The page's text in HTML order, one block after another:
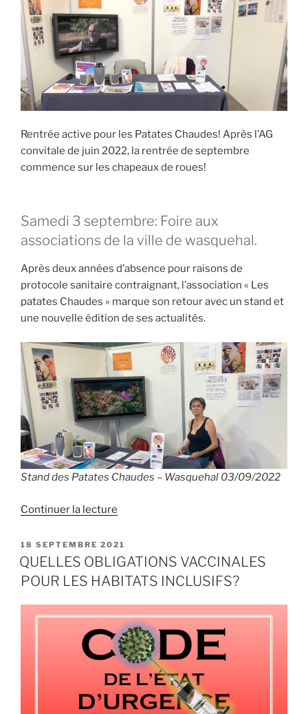
Rentrée active pour les Patates Chaudes! Après l’AG
convitale de juin 2022, la rentrée de septembre
commence sur les chapeaux de roues!
Samedi 3 septembre: Foire aux
associations de la ville de wasquehal.
Après deux années d’absence pour raisons de
protocole sanitaire contraignant, l’association « Les
patates Chaudes » marque son retour avec un stand et
une nouvelle édition de ses actualités.
Stand des Patates Chaudes – Wasquehal 03/09/2022
Continuer la lecture
2022:
FORUM
DES
À
WASQUEHAL »
PUBLIÉ
LE
18 SEPTEMBRE 2021
QUELLES OBLIGATIONS VACCINALES
POUR LES HABITATS INCLUSIFS?